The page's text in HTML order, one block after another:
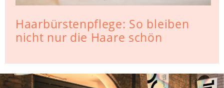
Haarbürstenpflege: So bleiben
nicht nur die Haare schön